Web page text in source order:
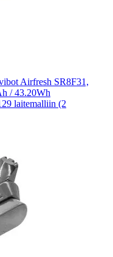
Airfresh SR8F31,
/ 43.20Wh
laitemalliin (2